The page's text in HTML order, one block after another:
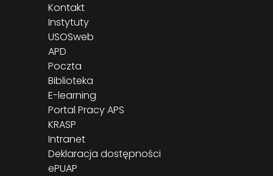
Kontakt
Instytuty
USOSweb
APD
Poczta
Biblioteka
E-learning
Portal Pracy APS
KRASP
Intranet
Deklaracja dostępności
ePUAP